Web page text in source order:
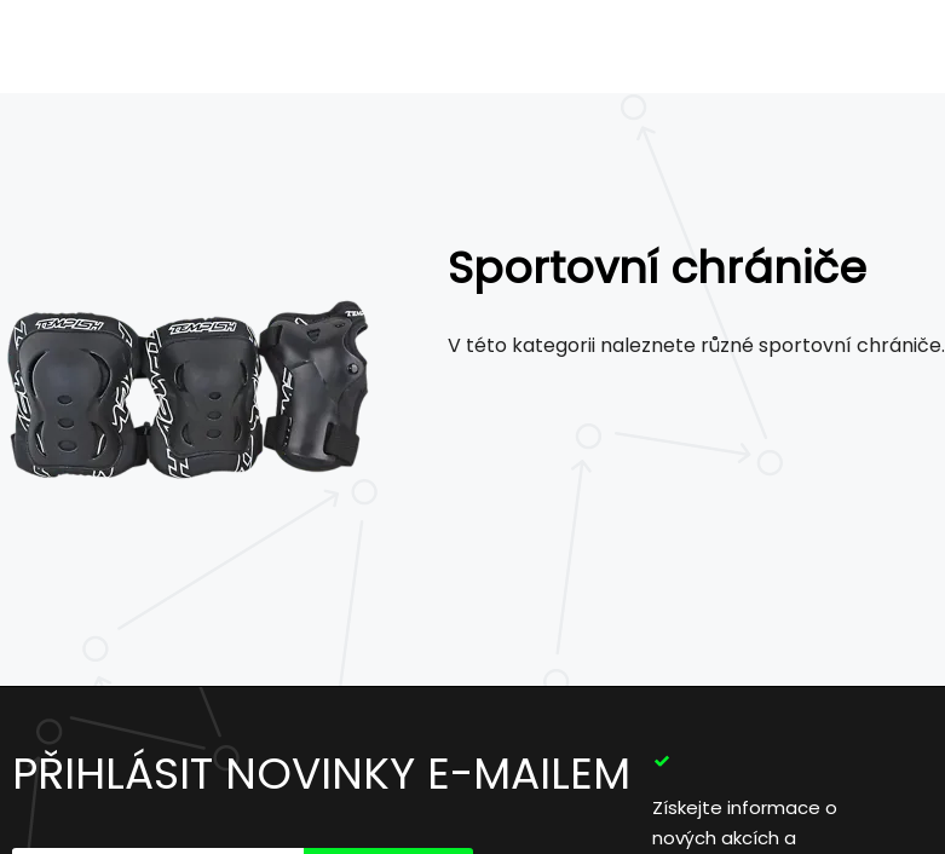
Sportovní chrániče
V této kategorii naleznete různé sportovní chrániče.
PŘIHLÁSIT NOVINKY E-MAILEM
Získejte informace o
nových akcích a